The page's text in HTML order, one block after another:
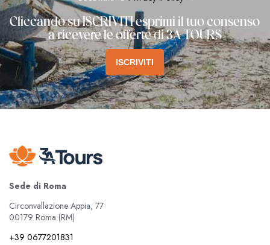
Cliccando su ISCRIVITI esprimi il tuo consenso
a ricevere le offerte di 3A TOURS
ISCRIVITI
Sede di Roma
Circonvallazione Appia, 77
00179 Roma (RM)
+39 0677201831